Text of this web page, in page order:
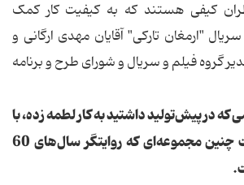
کیفی هستند که به کیفیت کار کمک
"ارمغان تارکی" آقایان مهدی ارگانی و
گروه فیلم و سریال و شورای طرح و برنامه
در پیش‌تولید داشتید به کار لطمه زده، با
توجه به اینکه ساخت چنین مجموعه‌ای که روایتگر سال‌های 60